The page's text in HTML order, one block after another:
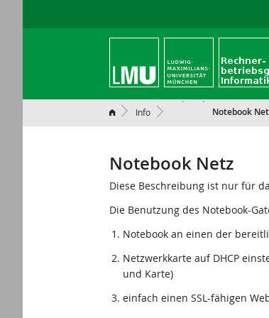
Info Notebook
Notebook Netz
Diese Beschreibung ist nur für
Die Benutzung des Notebook-
Notebook an einen der
Netzwerkkarte auf DHCP
und Karte)
einfach einen SSL-fähigen